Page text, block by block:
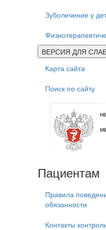
Зуболечение у
ВЕРСИЯ ДЛЯ
Карта сайта
Поиск по сайту
Пациентам
Правила
обязанности
Контакты